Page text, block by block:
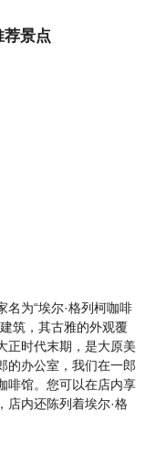
荐景点
名为“埃尔·格列柯咖啡
筑，其古雅的外观覆
正时代末期，是大原美
的办公室，我们在一郎
啡馆。您可以在店内享
店内还陈列着埃尔·格